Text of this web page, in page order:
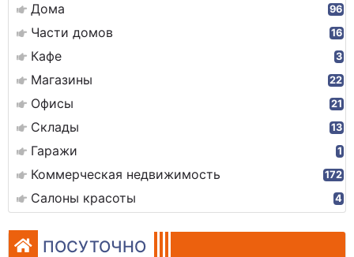
Дома 96
Части домов 16
Кафе 3
Магазины 22
Офисы 21
Склады 13
Гаражи 1
Коммерческая недвижимость 172
Салоны красоты 4
ПОСУТОЧНО